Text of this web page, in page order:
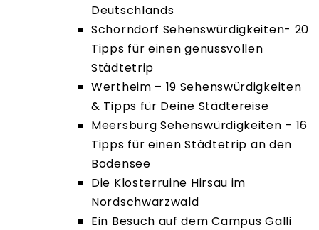
Deutschlands
Schorndorf Sehenswürdigkeiten- 20
Tipps für einen genussvollen
Städtetrip
Wertheim – 19 Sehenswürdigkeiten
& Tipps für Deine Städtereise
Meersburg Sehenswürdigkeiten – 16
Tipps für einen Städtetrip an den
Bodensee
Die Klosterruine Hirsau im
Nordschwarzwald
Ein Besuch auf dem Campus Galli